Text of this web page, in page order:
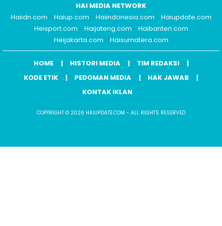
HAI MEDIA NETWORK
Haiidn.com
Haiup.com Haiindonesia.com
Haiupdate.com
Heisport.com
Haijateng.com
Haibanten.com
Heijakarta.com
Haisumatera.com
HOME HISTORI MEDIA
TIM REDAKSI
KODE ETIK
PEDOMAN MEDIA
HAK JAWAB
KONTAK IKLAN
COPYRIGHT © 2026 HAIUPDATE.COM - ALL RIGHTS RESERVED